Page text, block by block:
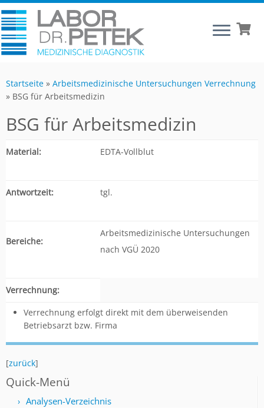
Startseite » Arbeitsmedizinische Untersuchungen Verrechnung
» BSG für Arbeitsmedizin
BSG für Arbeitsmedizin
Material: EDTA-Vollblut
Antwortzeit: tgl.
Bereiche:
Arbeitsmedizinische Untersuchungen
nach VGÜ 2020
Verrechnung:
Verrechnung erfolgt direkt mit dem überweisenden
Betriebsarzt bzw. Firma
[zurück]
Quick-Menü
Analysen-Verzeichnis